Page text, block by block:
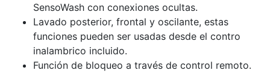
SensoWash con conexiones ocultas.
Lavado posterior, frontal y oscilante, estas
funciones pueden ser usadas desde el contro
inalambrico incluido.
Función de bloqueo a través de control remoto.